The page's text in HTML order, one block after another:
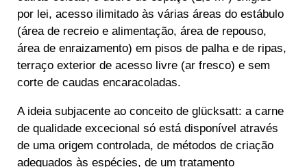
por lei, acesso ilimitado às várias áreas do estábulo
(área de recreio e alimentação, área de repouso,
área de enraizamento) em pisos de palha e de ripas,
terraço exterior de acesso livre (ar fresco) e sem
corte de caudas encaracoladas.
A ideia subjacente ao conceito de glücksatt: a carne
de qualidade excecional só está disponível através
de uma origem controlada, de métodos de criação
adequados às espécies, de um tratamento